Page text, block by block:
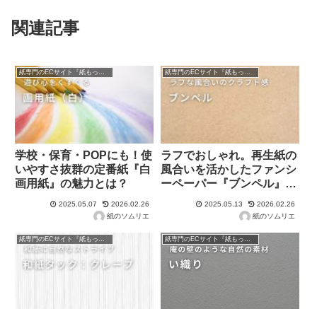
関連記事
紙専門のECサイト『紙もっと！』の商品紹介！
学校・保育・POPにも！使
いやすさ抜群の定番紙『白
画用紙』の魅力とは？
2025.05.07
2026.02.26
紙のソムリエ
紙専門のECサイト『紙もっと！』の商品紹介！
ラフでおしゃれ。再生紙の
風合いを活かしたファンシ
ーペーパー『ブンペル』の
2025.05.13
2026.02.26
紙のソムリエ
紙専門のECサイト『紙もっと！』の商品紹介！ 紙専門のECサイト『紙もっと！』の商品紹介！